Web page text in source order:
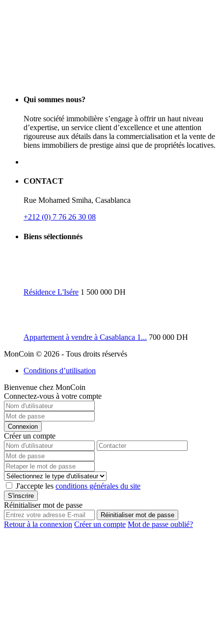
Qui sommes nous?
Notre société immobilière s’engage à offrir un haut niveau
d’expertise, un service client d’excellence et une attention
rigoureuse aux détails dans la commercialisation et la vente de
biens immobiliers de prestige ainsi que de propriétés locatives.
CONTACT
Rue Mohamed Smiha, Casablanca
+212 (0) 7 76 26 30 08
Biens sélectionnés
Résidence L'Isére 1 500 000 DH
Appartement à vendre à Casablanca 1... 700 000 DH
MonCoin © 2026 - Tous droits réservés
Conditions d’utilisation
Bienvenue chez MonCoin
Connectez-vous à votre compte
Connexion
Créer un compte
J'accepte les conditions générales du site
S'inscrire
Réinitialiser mot de passe
Réinitialiser mot de passe
Retour à la connexion Créer un compte Mot de passe oublié?